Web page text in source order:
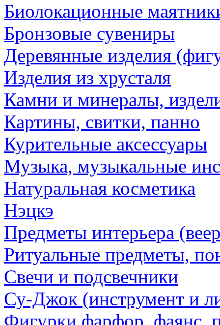
Биолокационные
Бронзовые сувениры
Деревянные изделия
Изделия из хрусталя
Камни и минералы,
Картины, свитки, панно
Курительные аксессуары
Музыка, музыкальные
Натуральная косметика
Нэцкэ
Предметы интерьера
Ритуальные предметы,
Свечи и подсвечники
Су-Джок (инструмент и
Фигурки фарфор, фаянс,